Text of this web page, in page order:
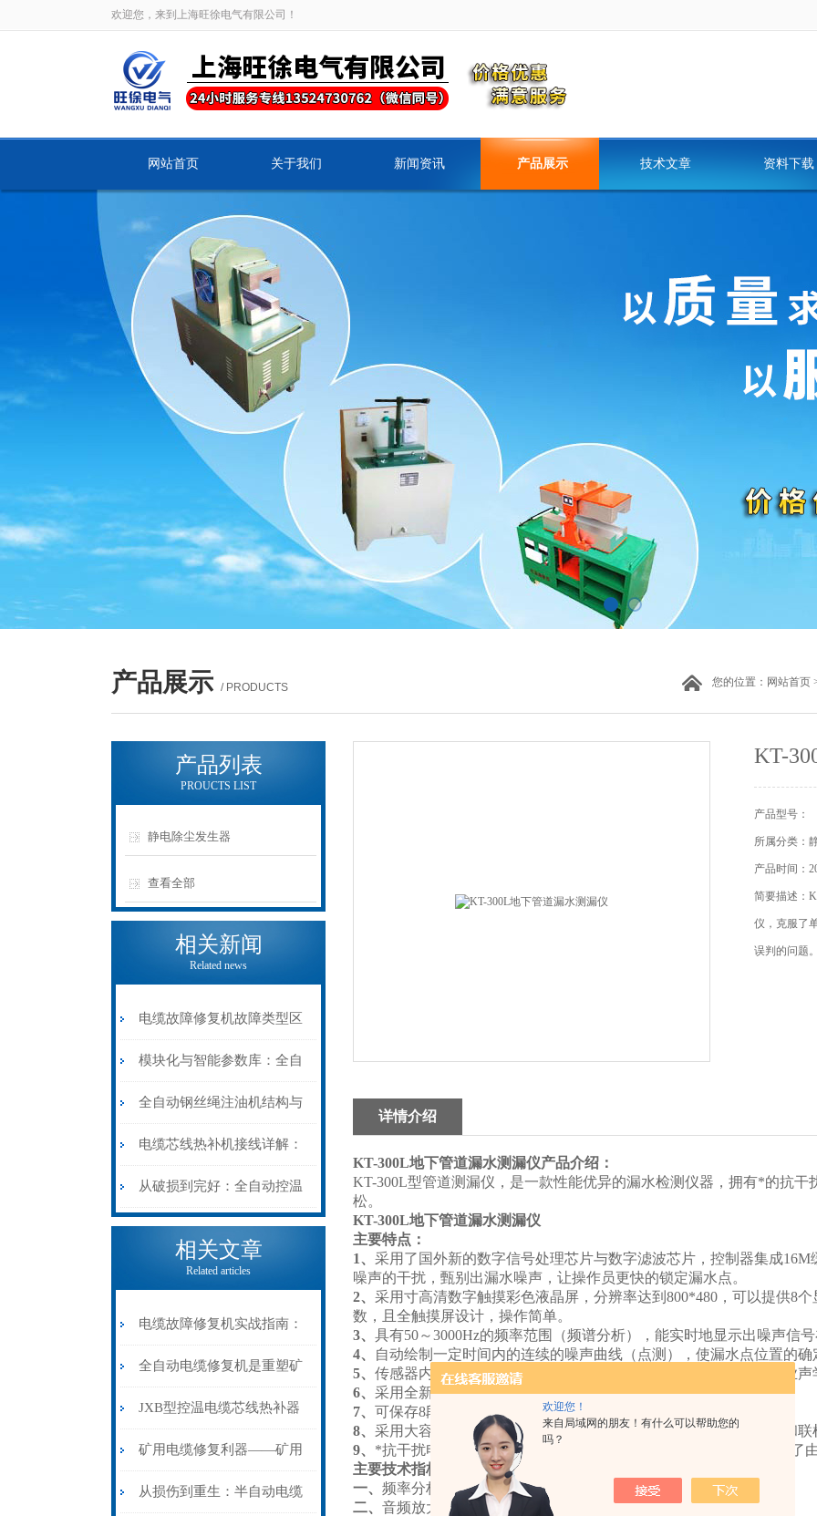
欢迎您！
来自局域网的朋友！有什么可以帮助您的
吗？
欢迎您，来到上海旺徐电气有限公司！
网站首页 关于我们 新闻资讯 产品展示 技术文章 资料下载
产品展示 / PRODUCTS 您的位置： 网站首页
产品列表
PROUCTS LIST
静电除尘发生器
查看全部
相关新闻
Related news
电缆故障修复机故障类型区
分指南：从“绝缘电
阻”到“波形特征”的精准诊
断逻辑
模块化与智能参数库：全自
动电缆修复机的快速换型逻
辑
全自动钢丝绳注油机结构与
工作原理：揭秘高效润滑的
机械密码
电缆芯线热补机接线详解：
从入门到精通
从破损到完好：全自动控温
电缆热补机的核心价值
相关文章
Related articles
电缆故障修复机实战指南：
从“盲测”到“精确定点”的三
步作业法
全自动电缆修复机是重塑矿
山电力动脉的“智能外科医
生”
JXB型控温电缆芯线热补器
安装与接线：精准修复的工
艺基石
矿用电缆修复利器——矿用
电缆热补机智能控温，安全
从损伤到重生：半自动电缆
KT-
产品型号：
所属分类：
产品时间：
简要描述：
仪，克服了
误判的问题
详情介绍
KT-300L地下管道漏水测漏仪产品介绍：
KT-300L型管道测漏仪，是一款性能优异的漏水检测仪器，拥有*的抗
松。
KT-300L地下管道漏水测漏仪
主要特点：
1、 采用了国外新的数字信号处理芯片与数字滤波芯片，控制器集成
噪声的干扰，甄别出漏水噪声，让操作员更快的锁定漏水点。
2、 采用寸高清数字触摸彩色液晶屏，分辨率达到800*480，可以提供8
数，且全触摸屏设计，操作简单。
3、 具有50～3000Hz的频率范围（频谱分析），能实时地显示出噪声信
4、
自动绘制一定时间内的连续的噪声曲线（点测），使漏水点位置的
5、 传感器内置前级放大电路，采用橡胶圈密封和缓冲，以及应用专业
6、 采用全新噪声检测元件，音质清晰。
7、 可保存8段共计8分钟的录音，关机不丢失，随时可分析。
8、 采用大容量电池，可连续工作达十小时以上，并且可以拆下充电和
9、 *抗干扰电路设计，对数字信号与模拟信号进行了有效隔离，消除了
主要技术指标：
一、 频率分档：31个中心频率和常用频段
二、 音频放大增益：100dB内可调